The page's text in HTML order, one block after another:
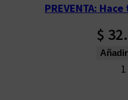
PREVENTA:
$
1